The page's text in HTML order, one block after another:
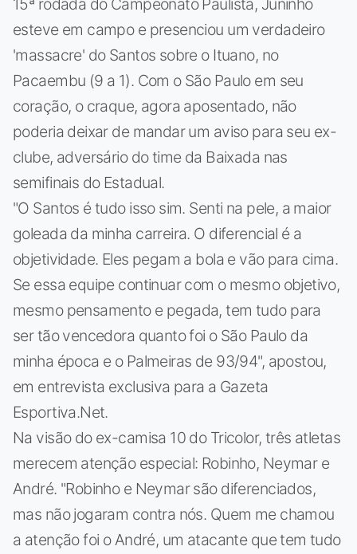
esteve em campo e presenciou um verdadeiro
'massacre' do Santos sobre o Ituano, no
Pacaembu (9 a 1). Com o São Paulo em seu
coração, o craque, agora aposentado, não
poderia deixar de mandar um aviso para seu ex-
clube, adversário do time da Baixada nas
semifinais do Estadual.
"O Santos é tudo isso sim. Senti na pele, a maior
goleada da minha carreira. O diferencial é a
objetividade. Eles pegam a bola e vão para cima.
Se essa equipe continuar com o mesmo objetivo,
mesmo pensamento e pegada, tem tudo para
ser tão vencedora quanto foi o São Paulo da
minha época e o Palmeiras de 93/94", apostou,
em entrevista exclusiva para a Gazeta
Esportiva.Net.
Na visão do ex-camisa 10 do Tricolor, três atletas
merecem atenção especial: Robinho, Neymar e
André. "Robinho e Neymar são diferenciados,
mas não jogaram contra nós. Quem me chamou
a atenção foi o André, um atacante que tem tudo